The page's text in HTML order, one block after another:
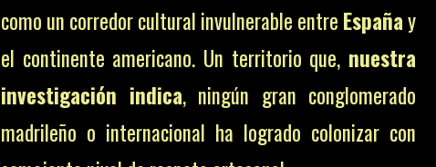
como un corredor cultural invulnerable entre Españay
el continente americano. Un territorio que, nuestra
investigación indica, ningún gran conglomerado
madrileño o internacional ha logrado colonizar con